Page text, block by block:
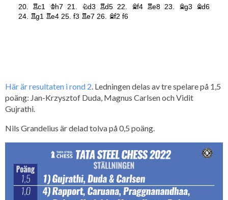
Här är resultaten i rond 2 . Ledningen delas av tre spelare på 1,5
poäng: Jan-Krzysztof Duda, Magnus Carlsen och Vidit
Gujrathi.
Nils Grandelius är delad tolva på 0,5 poäng.